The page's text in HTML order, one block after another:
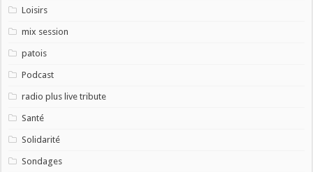
Loisirs
mix session
patois
Podcast
radio plus live tribute
Santé
Solidarité
Sondages